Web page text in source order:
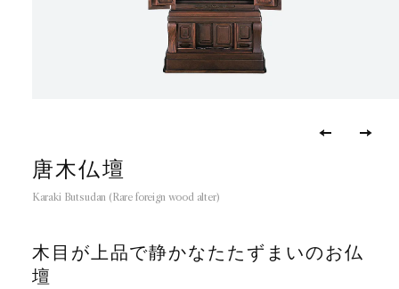
唐木仏壇
Karaki Butsudan (Rare foreign wood alter)
木目が上品で静かなたたずまいのお仏
壇